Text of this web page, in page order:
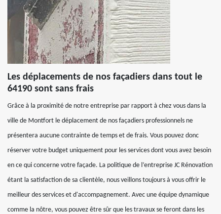
Les déplacements de nos façadiers dans tout le
64190 sont sans frais
Grâce à la proximité de notre entreprise par rapport à chez vous dans la
ville de Montfort le déplacement de nos façadiers professionnels ne
présentera aucune contrainte de temps et de frais. Vous pouvez donc
réserver votre budget uniquement pour les services dont vous avez besoin
en ce qui concerne votre façade. La politique de l’entreprise JC Rénovation
étant la satisfaction de sa clientèle, nous veillons toujours à vous offrir le
meilleur des services et d'accompagnement. Avec une équipe dynamique
comme la nôtre, vous pouvez être sûr que les travaux se feront dans les